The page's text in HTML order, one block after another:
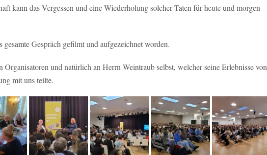
kann das Vergessen und eine Wiederholung solcher Taten für heute und morgen
gesamte Gespräch gefilmt und aufgezeichnet worden.
und natürlich an Herrn Weintraub selbst, welcher seine Erlebnisse von
mit uns teilte.